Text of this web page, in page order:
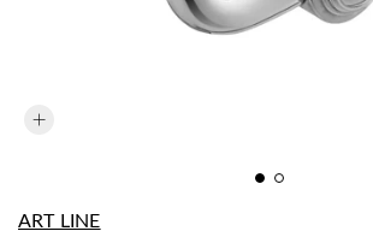
ART LINE